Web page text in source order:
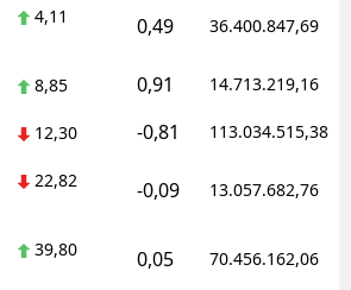
4,11 0,49 36.400.847,69
8,85 0,91 14.713.219,16
12,30 -0,81 113.034.515,38
22,82 -0,09 13.057.682,76
39,80 0,05 70.456.162,06